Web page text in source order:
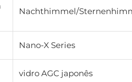
Nachthimmel/
Nano-X Series
vidro AGC japonês